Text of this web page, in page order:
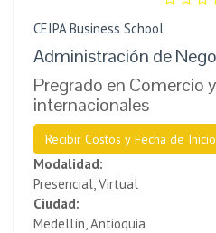
CEIPA Business School
Administración de
Pregrado en Comercio
internacionales
Recibir Costos y Fecha de
Modalidad:
Presencial, Virtual
Ciudad:
Medellín, Antioquia